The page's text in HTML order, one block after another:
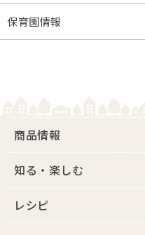
保育園情報
商品情報
知る・楽しむ
レシピ